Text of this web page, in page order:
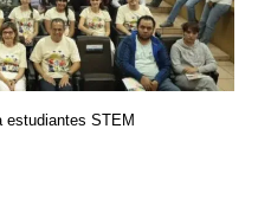
estudiantes STEM